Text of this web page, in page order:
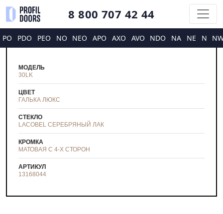
8 800 707 42 44
PO PDO PEO NO NEO APO AXO AVO NDO NA NE N
МОДЕЛЬ
30LK
ЦВЕТ
ГАЛЬКА ЛЮКС
СТЕКЛО
LACOBEL СЕРЕБРЯНЫЙ ЛАК
КРОМКА
МАТОВАЯ С 4-Х СТОРОН
АРТИКУЛ
13168044